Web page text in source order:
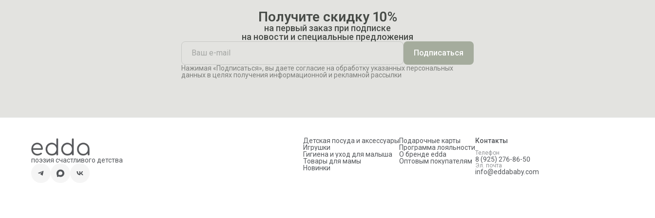
Получите скидку 10%
на первый заказ при подписке
на новости и специальные предложения
Подписаться
Нажимая «Подписаться», вы даете согласие на обработку указанных персональных
данных в целях получения информационной и рекламной рассылки
поэзия счастливого детства
Детская посуда и аксессуары
Игрушки
Гигиена и уход для малыша
Товары для мамы
Новинки
Подарочные карты
Программа лояльности
О бренде edda
Оптовым покупателям
Контакты
Телефон
8 (925) 276-86-50
Эл. почта
info@eddababy.com